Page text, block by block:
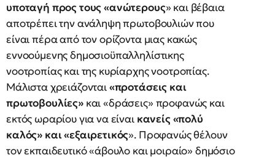
υποταγή προς τους «ανώτερους» και βέβαια
αποτρέπει την ανάληψη πρωτοβουλιών που
είναι πέρα από τον ορίζοντα μιας κακώς
εννοούμενης δημοσιοϋπαλληλίστικης
νοοτροπίας και της κυρίαρχης νοοτροπίας.
Μάλιστα χρειάζονται«προτάσεις και
πρωτοβουλίες»και «δράσεις» προφανώς και
εκτός ωραρίου για να είναι κανείς «πολύ
καλός» και «εξαιρετικός». Προφανώς θέλουν
τον εκπαιδευτικό «άβουλο και μοιραίο» δημόσιο